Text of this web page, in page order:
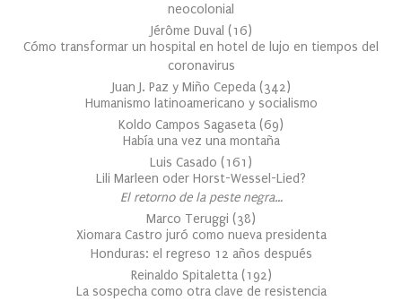
neocolonial
Jérôme Duval (16)
Cómo transformar un hospital en hotel de lujo en tiempos del
coronavirus
Juan J. Paz y Miño Cepeda (342)
Humanismo latinoamericano y socialismo
Koldo Campos Sagaseta (69)
Había una vez una montaña
Luis Casado (161 )
Lili Marleen oder Horst-Wessel-Lied?
El retorno de la peste negra…
Marco Teruggi (38)
Xiomara Castro juró como nueva presidenta
Honduras: el regreso 12 años después
Reinaldo Spitaletta (192)
La sospecha como otra clave de resistencia